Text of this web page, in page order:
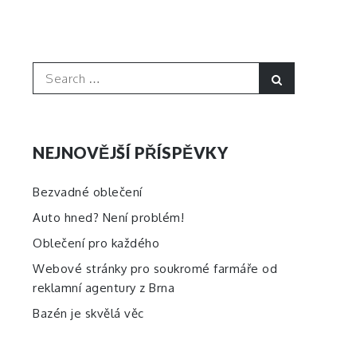
Search
for:
NEJNOVĚJŠÍ PŘÍSPĚVKY
Bezvadné oblečení
Auto hned? Není problém!
Oblečení pro každého
Webové stránky pro soukromé farmáře od
reklamní agentury z Brna
Bazén je skvělá věc